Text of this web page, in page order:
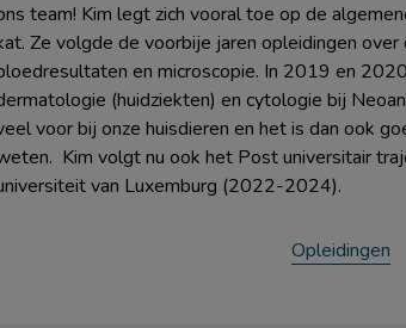
team! Kim legt zich vooral toe op de
Ze volgde de voorbije jaren opleidingen
en microscopie. In 2019 en
(huidziekten) en cytologie bij
voor bij onze huisdieren en het is dan ook
Kim volgt nu ook het Post universitair
van Luxemburg (2022-2024).
Opleidingen